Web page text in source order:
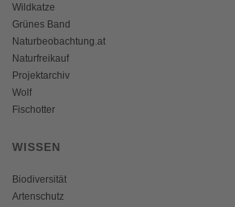
Wildkatze
Grünes Band
Naturbeobachtung.at
Naturfreikauf
Projektarchiv
Wolf
Fischotter
WISSEN
Biodiversität
Artenschutz